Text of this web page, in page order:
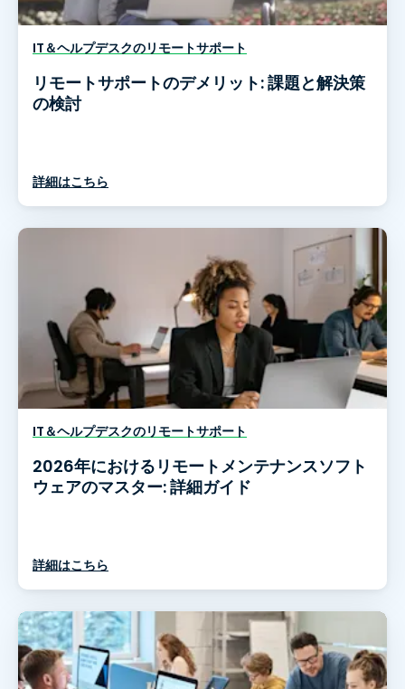
IT＆ヘルプデスクのリモートサポート
リモートサポートのデメリット: 課題と解決策
の検討
詳細はこちら
IT＆ヘルプデスクのリモートサポート
2026年におけるリモートメンテナンスソフト
ウェアのマスター: 詳細ガイド
詳細はこちら